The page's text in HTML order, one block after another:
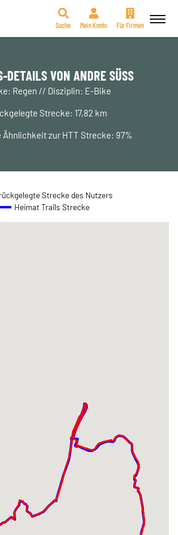
Suche Mein Konto Für Firmen
DETAILS VON ANDRE SÜSS
Regen // Disziplin: E-Bike
Strecke: 17,82 km
Ähnlichkeit zur HTT Strecke: 97%
Strecke des Nutzers
Heimat Trails Strecke